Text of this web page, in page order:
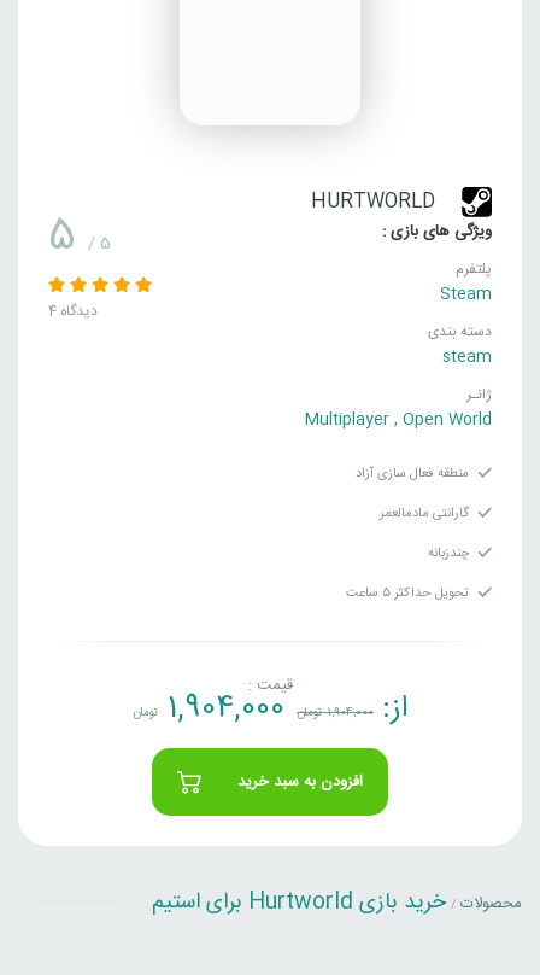
HURTWORLD
ویژگی های بازی :
پلتفرم
Steam
دسته بندی
steam
ژانـر
Multiplayer, Open World
5 / 5
4 دیدگاه
منطقه فعال سازی آزاد
گارانتی مادمالعمر
چندزبانه
تحویل حداکثر ۵ ساعت
قیمت : از: 1,904,000تومان 1,904,000 تومان
افزودن به سبد خرید
محصولات / خرید بازی Hurtworld برای استیم